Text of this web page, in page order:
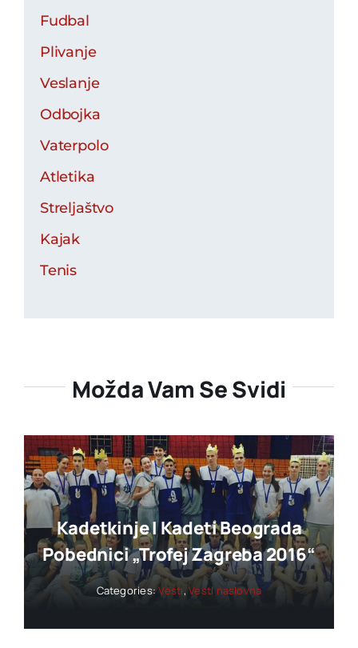
Fudbal
Plivanje
Veslanje
Odbojka
Vaterpolo
Atletika
Streljaštvo
Kajak
Tenis
Možda Vam Se Svidi
Kadetkinje I Kadeti Beograda
Pobednici „trofej Zagreba 2016“
Categories:Vesti,Vesti naslovna